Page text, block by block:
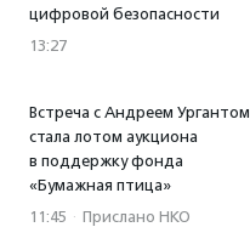
цифровой безопасности
13:27
Встреча с Андреем Ургантом
стала лотом аукциона
в поддержку фонда
«Бумажная птица»
11:45 · Прислано НКО